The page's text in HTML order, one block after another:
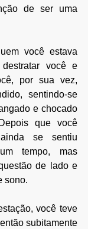
de ser uma
você estava
você e
por sua vez,
sentindo-se
e chocado
que você
se sentiu
tempo, mas
de lado e
sono.
você teve
subitamente